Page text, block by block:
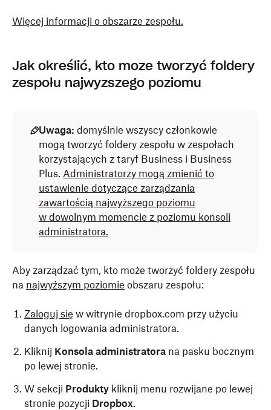
Więcej informacji o obszarze zespołu.
Jak określić, kto może tworzyć foldery
zespołu najwyższego poziomu
Uwaga: domyślnie wszyscy członkowie
mogą tworzyć foldery zespołu w zespołach
korzystających z taryf Business i Business
Plus. Administratorzy mogą zmienić to
ustawienie dotyczące zarządzania
zawartością najwyższego poziomu
w dowolnym momencie z poziomu konsoli
administratora.
Aby zarządzać tym, kto może tworzyć foldery zespołu
na najwyższym poziomie obszaru zespołu:
Zaloguj się w witrynie dropbox.com przy użyciu
danych logowania administratora.
Kliknij Konsola administratora na pasku bocznym
po lewej stronie.
W sekcji Produkty kliknij menu rozwijane po lewej
stronie pozycji Dropbox.